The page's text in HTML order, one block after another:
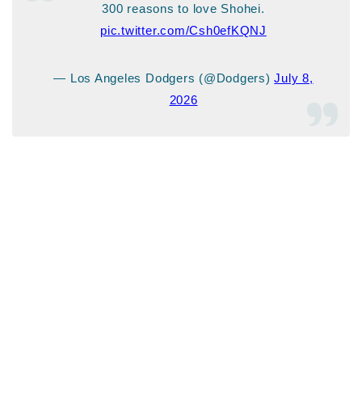
300 reasons to love Shohei.
pic.twitter.com/Csh0efKQNJ
— Los Angeles Dodgers (@Dodgers)July 8,
2026